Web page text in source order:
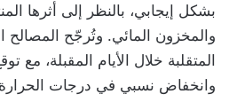
بشكل إيجابي، بالنظر إلى أثرها
والمخزون المائي. وتُرجّح المصالح
المتقلبة خلال الأيام المقبلة، مع
وانخفاض نسبي في درجات